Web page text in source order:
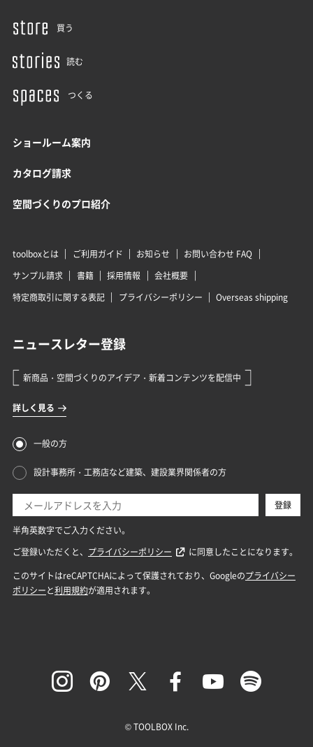
買う
読む
つくる
ショールーム案内
カタログ請求
空間づくりのプロ紹介
toolboxとは ご利用ガイド お知らせ
お問い合わせ FAQ
サンプル請求
書籍 採用情報
会社概要
特定商取引に関する表記
プライバシーポリシー Overseas shipping
© TOOLBOX Inc.